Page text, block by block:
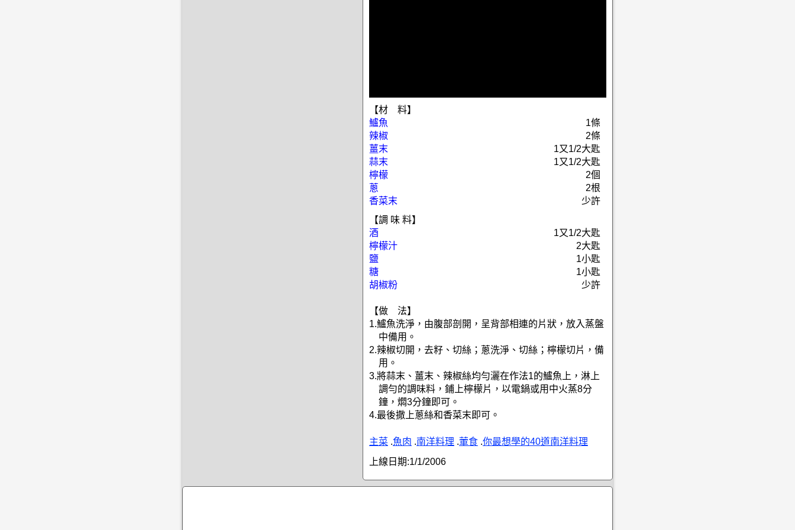
【材 料】
鱸魚
1條
辣椒
2條
薑末
1又1/2大匙
蒜末
1又1/2大匙
檸檬
2個
蔥
2根
香菜末
少許
【調 味 料】
酒
1又1/2大匙
檸檬汁
2大匙
鹽
1小匙
糖
1小匙
胡椒粉
少許
【做 法】
1.鱸魚洗淨，由腹部剖開，呈背部相連的片狀，放入蒸盤
中備用。
2.辣椒切開，去籽、切絲；蔥洗淨、切絲；檸檬切片，備
用。
3.將蒜末、薑末、辣椒絲均勻灑在作法1的鱸魚上，淋上
調勻的調味料，鋪上檸檬片，以電鍋或用中火蒸8分
鐘，燜3分鐘即可。
4.最後撒上蔥絲和香菜末即可。
主菜 .魚肉 .南洋料理 .葷食 .你最想學的40道南洋料理
上線日期:1/1/2006